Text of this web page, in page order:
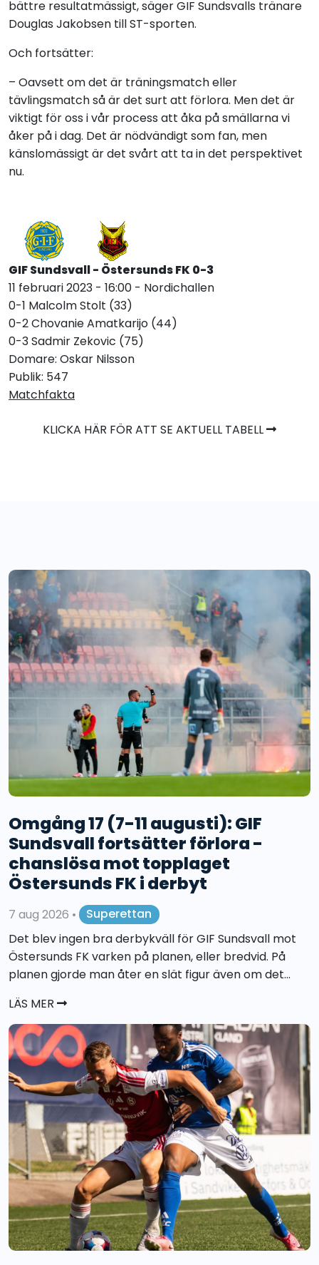
bättre resultatmässigt, säger GIF Sundsvalls tränare
Douglas Jakobsen tillST-sporten.
Och fortsätter:
– Oavsett om det är träningsmatch eller
tävlingsmatch så är det surt att förlora. Men det är
viktigt för oss i vår process att åka på smällarna vi
åker på i dag. Det är nödvändigt som fan, men
känslomässigt är det svårt att ta in det perspektivet
nu.
GIF Sundsvall - Östersunds FK 0-3
11 februari 2023 - 16:00 - Nordichallen
0-1 Malcolm Stolt (33)
0-2 Chovanie Amatkarijo (44)
0-3 Sadmir Zekovic (75)
Domare: Oskar Nilsson
Publik: 547
Matchfakta
KLICKA HÄR FÖR ATT SE AKTUELL TABELL
Omgång 17 (7-11 augusti): GIF
Sundsvall fortsätter förlora -
chanslösa mot topplaget
Östersunds FK i derbyt
7 aug 2026 •
Superettan
Det blev ingen bra derbykväll för GIF Sundsvall mot
Östersunds FK varken på planen, eller bredvid. På
planen gjorde man åter en slät figur även om det...
LÄS MER